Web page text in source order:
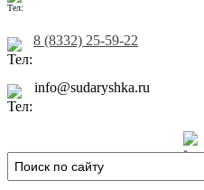
8 (8332) 25-59-22
info@sudaryshka.ru